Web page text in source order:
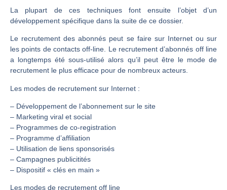
La plupart de ces techniques font ensuite l’objet d’un
développement spécifique dans la suite de ce dossier.
Le recrutement des abonnés peut se faire sur Internet ou sur
les points de contacts off-line. Le recrutement d’abonnés off line
a longtemps été sous-utilisé alors qu’il peut être le mode de
recrutement le plus efficace pour de nombreux acteurs.
Les modes de recrutement sur Internet :
– Développement de l’abonnement sur le site
– Marketing viral et social
– Programmes de co-registration
– Programme d’affiliation
– Utilisation de liens sponsorisés
– Campagnes publicitités
– Dispositif « clés en main »
Les modes de recrutement off line